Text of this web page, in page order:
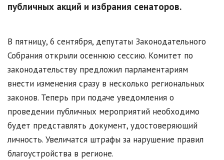
публичных акций и избрания сенаторов.
В пятницу, 6 сентября, депутаты Законодательного
Собрания открыли осеннюю сессию. Комитет по
законодательству предложил парламентариям
внести изменения сразу в несколько региональных
законов. Теперь при подаче уведомления о
проведении публичных мероприятий необходимо
будет представлять документ, удостоверяющий
личность. Увеличатся штрафы за нарушение правил
благоустройства в регионе.